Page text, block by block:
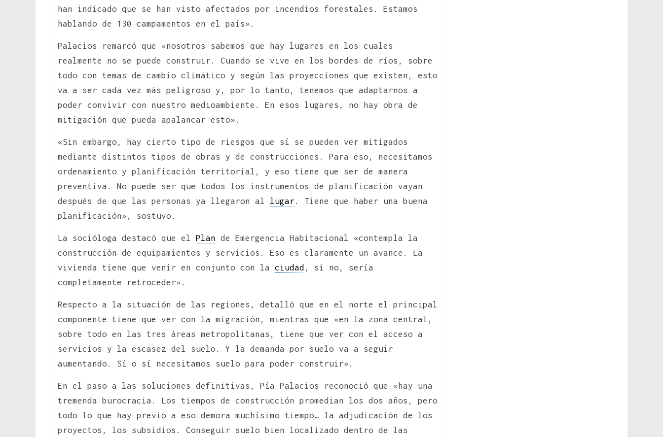
han indicado que se han visto afectados por incendios forestales. Estamos
hablando de 130 campamentos en el país».
Palacios remarcó que «nosotros sabemos que hay lugares en los cuales
realmente no se puede construir. Cuando se vive en los bordes de ríos, sobre
todo con temas de cambio climático y según las proyecciones que existen, esto
va a ser cada vez más peligroso y, por lo tanto, tenemos que adaptarnos a
poder convivir con nuestro medioambiente. En esos lugares, no hay obra de
mitigación que pueda apalancar esto».
«Sin embargo, hay cierto tipo de riesgos que sí se pueden ver mitigados
mediante distintos tipos de obras y de construcciones. Para eso, necesitamos
ordenamiento y planificación territorial, y eso tiene que ser de manera
preventiva. No puede ser que todos los instrumentos de planificación vayan
después de que las personas ya llegaron al lugar . Tiene que haber una buena
planificación», sostuvo.
La socióloga destacó que el Plan de Emergencia Habitacional «contempla la
construcción de equipamientos y servicios. Eso es claramente un avance. La
vivienda tiene que venir en conjunto con la ciudad , si no, sería
completamente retroceder».
Respecto a la situación de las regiones, detalló que en el norte el principal
componente tiene que ver con la migración, mientras que «en la zona central,
sobre todo en las tres áreas metropolitanas, tiene que ver con el acceso a
servicios y la escasez del suelo. Y la demanda por suelo va a seguir
aumentando. Sí o sí necesitamos suelo para poder construir».
En el paso a las soluciones definitivas, Pía Palacios reconoció que «hay una
tremenda burocracia. Los tiempos de construcción promedian los dos años, pero
todo lo que hay previo a eso demora muchísimo tiempo… la adjudicación de los
proyectos, los subsidios. Conseguir suelo bien localizado dentro de las